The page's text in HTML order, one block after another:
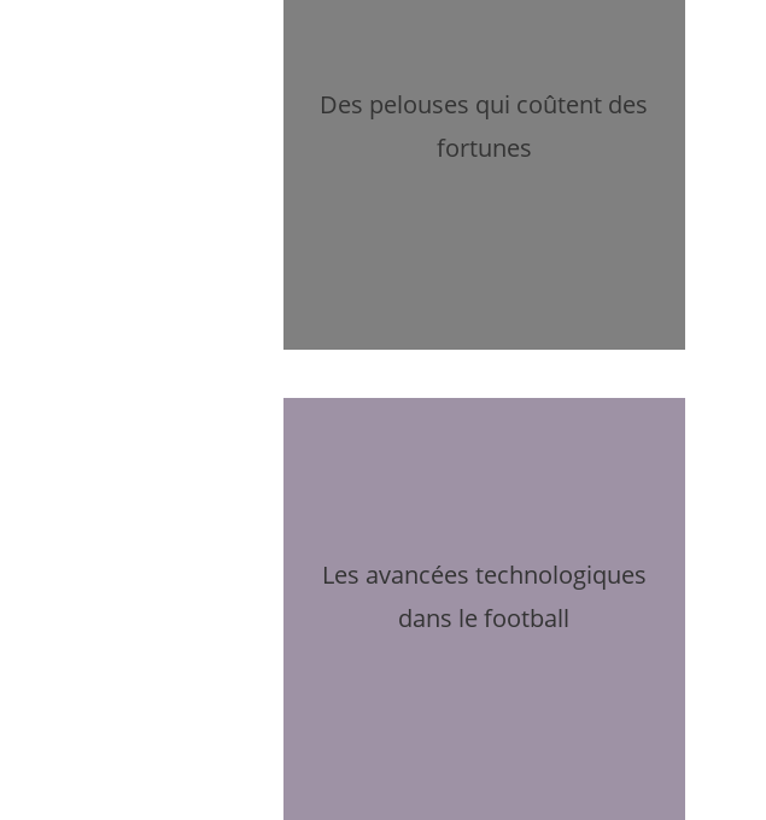
Des pelouses qui coûtent des
fortunes
Les avancées technologiques
dans le football